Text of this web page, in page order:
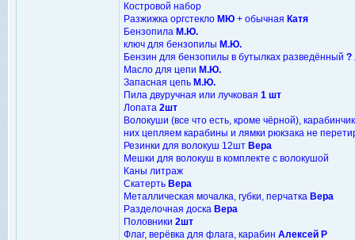
Костровой набор
Разжижка оргстекло МЮ + обычная Катя
Бензопила М.Ю.
ключ для бензопилы М.Ю.
Бензин для бензопилы в бутылках разведённый ?
Масло для цепи М.Ю.
Запасная цепь М.Ю.
Пила двуручная или лучковая 1 шт
Лопата 2шт
Волокуши (все что есть, кроме чёрной),
них цепляем карабины и лямки рюкзака не
Резинки для волокуш 12шт Вера
Мешки для волокуш в комплекте с волокушой
Каны литраж
Скатерть Вера
Металлическая мочалка, губки, перчатка Вера
Разделочная доска Вера
Половники 2шт
Флаг, верёвка для флага, карабин Алексей Р